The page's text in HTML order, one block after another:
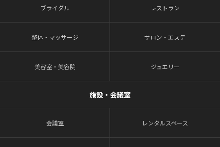
ブライダル レストラン
整体・マッサージ サロン・エステ
美容室・美容院 ジュエリー
施設・会議室
会議室 レンタルスペース